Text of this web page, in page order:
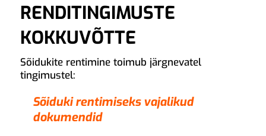
RENDITINGIMUSTE
KOKKUVÕTTE
Sõidukite rentimine toimub järgnevatel
tingimustel:
Sõiduki rentimiseks vajalikud
dokumendid